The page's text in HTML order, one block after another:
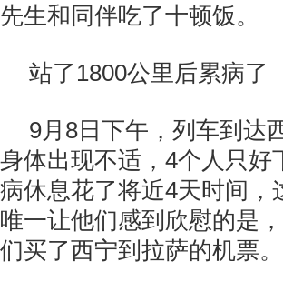
先生和同伴吃了十顿饭。
站了1800公里后累病了
9月8日下午，列车到达
身体出现不适，4个人只
病休息花了将近4天时间
唯一让他们感到欣慰的是
们买了西宁到拉萨的机票。